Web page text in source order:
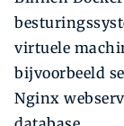
virtuele
bijvoorbeeld
Nginx